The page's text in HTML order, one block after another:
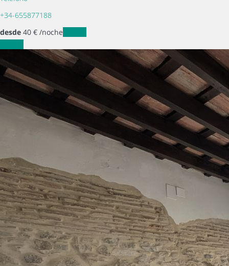
+34-655877188
desde 40 € /noche